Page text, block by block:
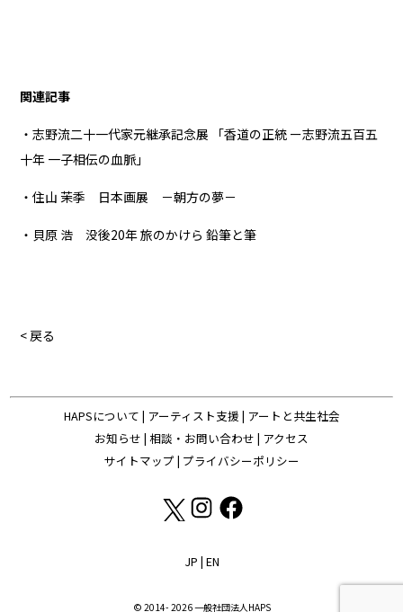
関連記事
・志野流二十一代家元継承記念展 「香道の正統 ー志野流五百五
十年 一子相伝の血脈」
・住山 茉季 日本画展 －朝方の夢－
・貝原 浩 没後20年 旅のかけら 鉛筆と筆
< 戻る
HAPSについて | アーティスト支援 | アートと共生社会
お知らせ | 相談・お問い合わせ | アクセス
サイトマップ | プライバシーポリシー
JP | EN
© 2014- 2026 一般社団法人HAPS